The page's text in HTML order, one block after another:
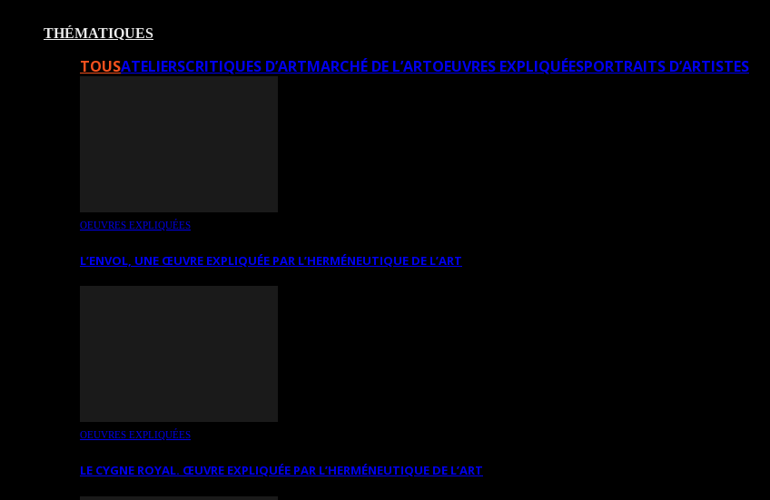
THÉMATIQUES
TOUSATELIERSCRITIQUES D’ARTMARCHÉ DE L’ARTOEUVRES EXPLIQUÉESPORTRAITS D’ARTISTES
OEUVRES EXPLIQUÉES
L’ENVOL, UNE ŒUVRE EXPLIQUÉE PAR L’HERMÉNEUTIQUE DE L’ART
OEUVRES EXPLIQUÉES
LE CYGNE ROYAL. ŒUVRE EXPLIQUÉE PAR L’HERMÉNEUTIQUE DE L’ART